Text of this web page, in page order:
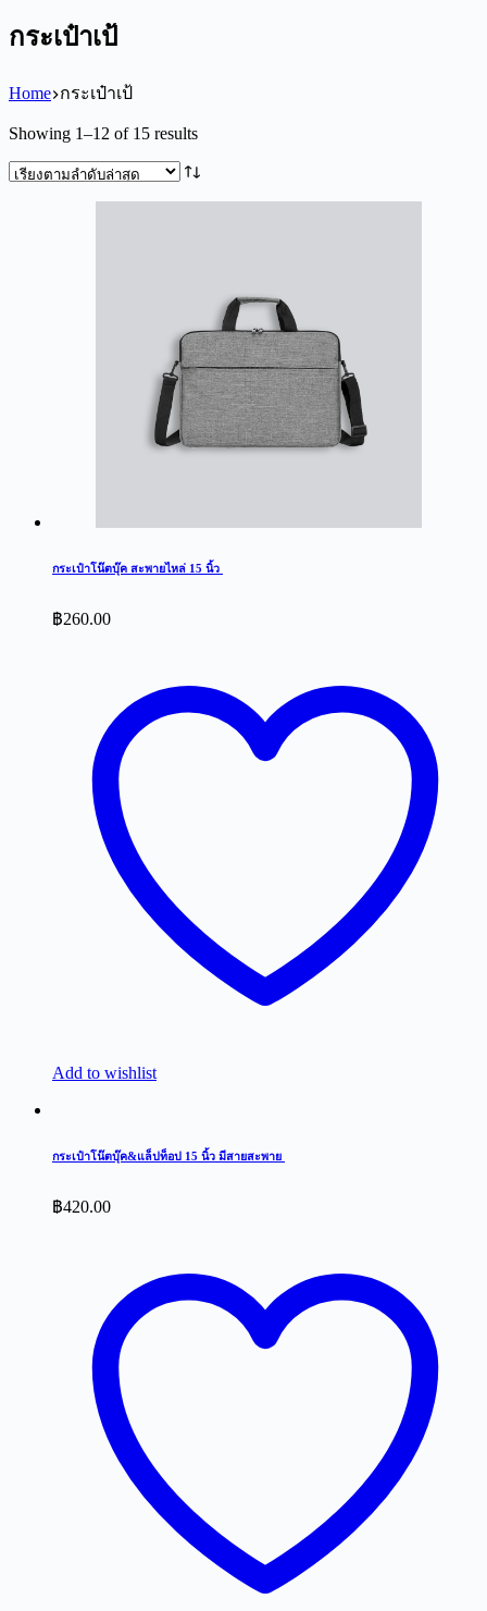
กระเป๋าเป้
Home กระเป๋าเป้
Showing 1–12 of 15 resultsSorted
latest
กระเป๋าโน๊ตบุ๊ค สะพายไหล่ 15 นิ้ว
฿260.00
Add to wishlist
กระเป๋าโน๊ตบุ๊ค&แล็ปท็อป 15 นิ้ว มีสายสะพาย
฿420.00